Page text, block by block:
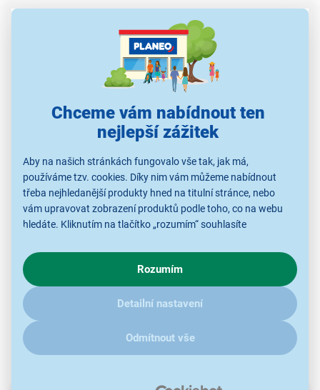
Chceme vám nabídnout ten
nejlepší zážitek
Aby na našich stránkách fungovalo vše tak, jak má,
používáme tzv. cookies. Díky nim vám můžeme nabídnout
třeba nejhledanější produkty hned na titulní stránce, nebo
vám upravovat zobrazení produktů podle toho, co na webu
hledáte. Kliknutím na tlačítko „rozumím“ souhlasíte
chování na webu pro zobrazení cílených reklam. Pokud vás
zajímají detaily, jak u nás s cookies a dalšími údaji pracujeme,
kliknětesem.
Rozumím
Detailní nastavení
Odmítnout vše
Jedenáctina 0% platba předem / 11x
453 Kč/měs.
Gardena Domácí
vodárna 3800 Silent
Domácí zahradní
Gardena Domácí
vodárna 3900 Silent
Domácí zahradní
vodárny
Gardena Domácí vodní
automat 5000/5E LCD